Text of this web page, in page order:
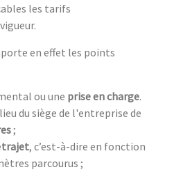
les tarifs
en effet les points
ou une prise en charge.
du siège de l'entreprise de
;
trajet, c’est-à-dire en fonction
parcourus ;